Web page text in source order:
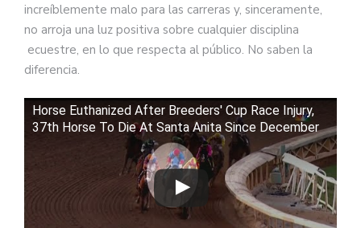
increíblemente malo para las carreras y, sinceramente,
no arroja una luz positiva sobre cualquier disciplina
ecuestre, en lo que respecta al público. No saben la
diferencia.
Horse Euthanized After Breeders' Cup Race Injury,
37th Horse To Die At Santa Anita Since December